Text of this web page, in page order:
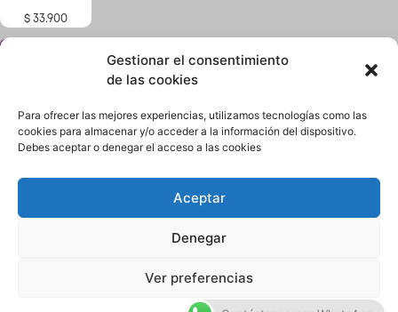
Gestionar el consentimiento
de las cookies
Para ofrecer las mejores experiencias, utilizamos tecnologías como las
cookies para almacenar y/o acceder a la información del dispositivo.
Debes aceptar o denegar el acceso a las cookies
Aceptar
Denegar
Ver preferencias
Ingresar
Registrarse
$33.900
¿No encuentras lo que buscas? solicítalo dando
click aquí y en 24 horas o menos te lo encontramos.
Política de Privacidad
Contacto